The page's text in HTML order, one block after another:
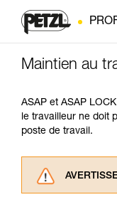
Maintien au
ASAP et ASAP
le travailleur ne doit
poste de travail.